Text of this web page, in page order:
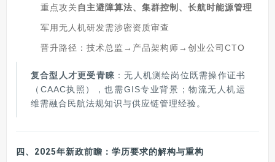
重点攻关 自主避障算法、集群控制、长航时能源管理
军用无人机研发需涉密资质审查
晋升路径：技术总监→产品架构师→创业公司CTO
复合型人才更受青睐 ：无人机测绘岗位既需操作证书
（CAAC执照），也需GIS专业背景；物流无人机运
维需融合民航法规知识与供应链管理经验。
四、2025年新政前瞻：学历要求的解构与重构